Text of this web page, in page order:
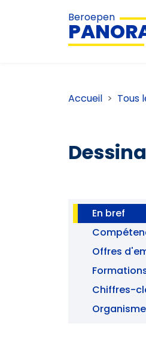
Beroepen
Accueil Tous
En bref
Offres
Chiffres-